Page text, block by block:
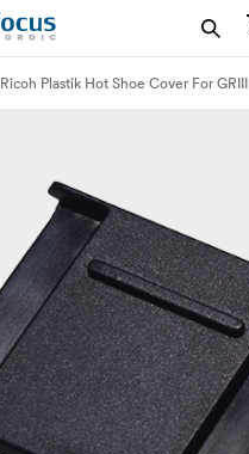
Ricoh Plastik Hot Shoe Cover For GRIII